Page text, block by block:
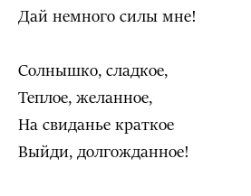
Дай немного силы мне!
Солнышко, сладкое,
Теплое, желанное,
На свиданье краткое
Выйди, долгожданное!